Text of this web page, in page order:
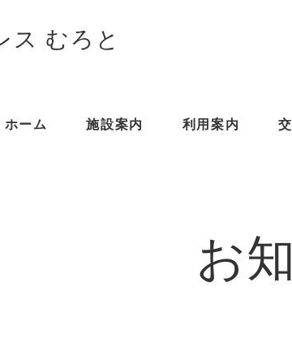
ス むろと
ホーム 施設案内 利用案内
お